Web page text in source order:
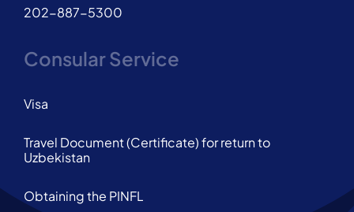
202-887-5300
Consular Service
Visa
Travel Document (Certificate) for return to
Uzbekistan
Obtaining the PINFL